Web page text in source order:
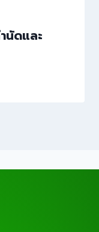
นัดและ